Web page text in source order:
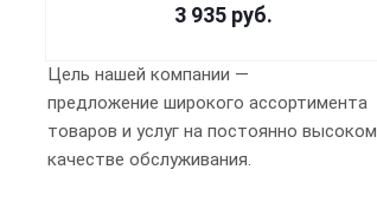
3 935 руб.
Цель нашей компании —
предложение широкого ассортимента
товаров и услуг на постоянно высоком
качестве обслуживания.